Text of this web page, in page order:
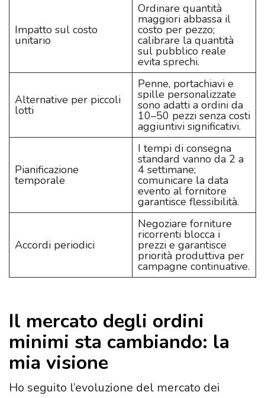
Impatto sul costo
unitario
Ordinare quantità
maggiori abbassa il
costo per pezzo;
calibrare la quantità
sul pubblico reale
evita sprechi.
Alternative per piccoli
lotti
Penne, portachiavi e
spille personalizzate
sono adatti a ordini da
10–50 pezzi senza costi
aggiuntivi significativi.
Pianificazione
temporale
I tempi di consegna
standard vanno da 2 a
4 settimane;
comunicare la data
evento al fornitore
garantisce flessibilità.
Accordi periodici
Negoziare forniture
ricorrenti blocca i
prezzi e garantisce
priorità produttiva per
campagne continuative.
Il mercato degli ordini
minimi sta cambiando: la
mia visione
Ho seguito l’evoluzione del mercato dei